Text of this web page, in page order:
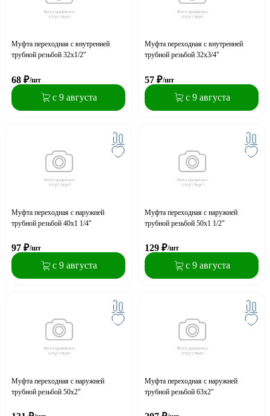
Муфта переходная с внутренней
трубной резьбой 32x1/2"
68 ₽/шт
с 9 августа
Муфта переходная с внутренней
трубной резьбой 32x3/4"
57 ₽/шт
с 9 августа
Муфта переходная с наружней
трубной резьбой 40x1 1/4"
97 ₽/шт
с 9 августа
Муфта переходная с наружней
трубной резьбой 50x1 1/2"
129 ₽/шт
с 9 августа
Муфта переходная с наружней
трубной резьбой 50x2"
Муфта переходная с наружней
трубной резьбой 63x2"